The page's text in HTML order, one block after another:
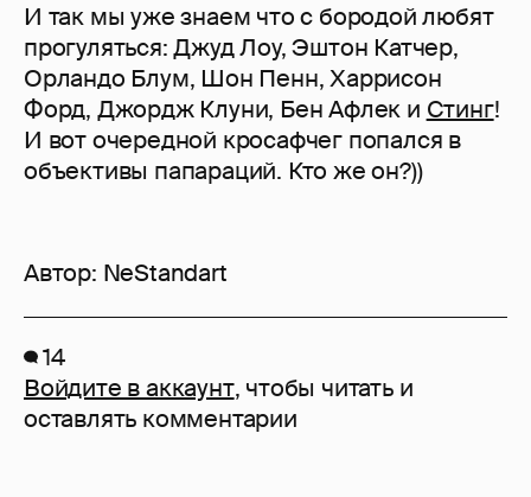
И так мы уже знаем что с бородой любят
прогуляться: Джуд Лоу, Эштон Катчер,
Орландо Блум, Шон Пенн, Харрисон
Форд, Джордж Клуни, Бен Афлек и Стинг!
И вот очередной кросафчег попался в
объективы папараций. Кто же он?))
Автор: NeStandart
14
Войдите в аккаунт, чтобы читать и
оставлять комментарии